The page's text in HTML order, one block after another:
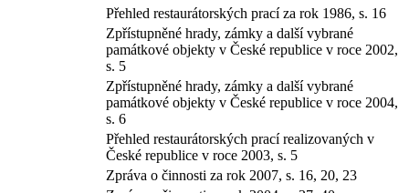
Přehled restaurátorských prací za rok 1986, s. 16
Zpřístupněné hrady, zámky a další vybrané
památkové objekty v České republice v roce 2002,
s. 5
Zpřístupněné hrady, zámky a další vybrané
památkové objekty v České republice v roce 2004,
s. 6
Přehled restaurátorských prací realizovaných v
České republice v roce 2003, s. 5
Zpráva o činnosti za rok 2007, s. 16, 20, 23